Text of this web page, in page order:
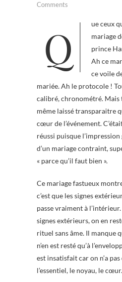
Comments
Que ceux qui ont suivi à la télé le
mariage
prince
Ah ce
ce voile
mariée. Ah le protocole !
calibré, chronométré. Mais
même laissé transparaitre
cœur de l’événement.
réussi puisque
d’un mariage contraint,
« parce qu’il faut bien ».
Ce mariage fastueux
c’est que les signes
passe vraiment à l’intérieur.
signes extérieurs, on en
rituel sans âme. Il manque
n’en est resté qu’à
est insatisfait car on n’a
l’essentiel, le noyau, le cœur.